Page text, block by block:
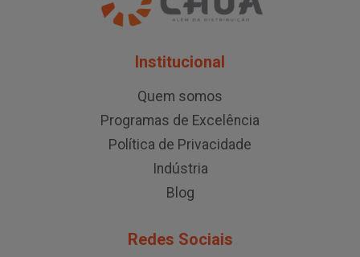
Institucional
Quem somos
Programas de Excelência
Política de Privacidade
Indústria
Blog
Redes Sociais